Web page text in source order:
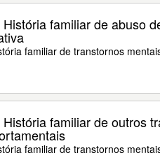
familiar de abuso
familiar de transtornos
familiar de outros
familiar de transtornos